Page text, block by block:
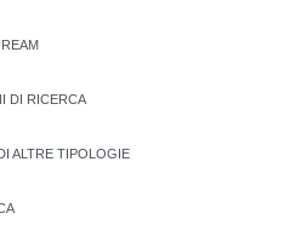
DI RICERCA
ALTRE TIPOLOGIE